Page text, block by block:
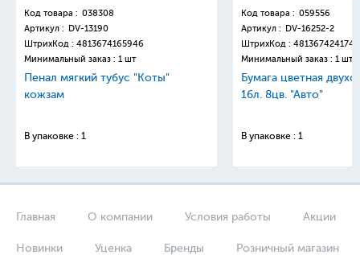
Код товара : 038308
Артикул : DV-13190
ШтрихКод : 4813674165946
Минимальный заказ : 1 шт
Пенал мягкий тубус "Коты"
кожзам
В упаковке : 1
Код товара : 059556
Артикул : DV-16252-2
ШтрихКод : 4813674241749
Минимальный заказ : 1 шт
Бумага цветная
16л. 8цв. "Авто"
В упаковке : 1
Главная О компании Условия работы Акции
Новинки Уценка Бренды Розничный магазин